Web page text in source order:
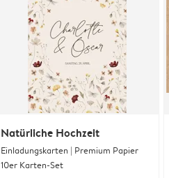
Natürliche Hochzeit
Einladungskarten | Premium Papier
10er Karten-Set